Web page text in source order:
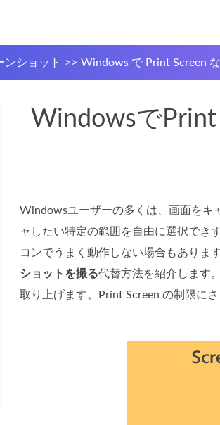
ンショット >> Windows で Print Screen
Windowsで
Windowsユーザーの多くは、画面をキ
ャしたい特定の範囲を自由に選択でき
コンでうまく動作しない場合もありま
ショットを撮る代替方法を紹介します
取り上げます。Print Screen の制限に